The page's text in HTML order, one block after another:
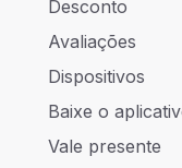
Desconto
Avaliações
Dispositivos
Baixe o
Vale presente